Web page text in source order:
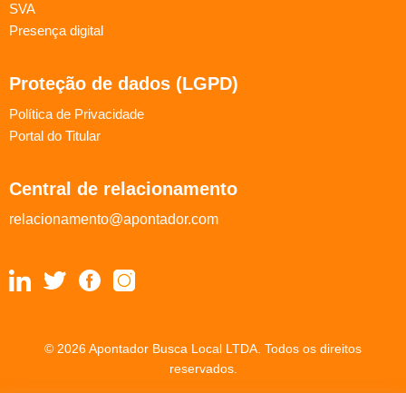
SVA
Presença digital
Proteção de dados (LGPD)
Política de Privacidade
Portal do Titular
Central de relacionamento
relacionamento@apontador.com
© 2026 Apontador Busca Local LTDA. Todos os direitos
reservados.